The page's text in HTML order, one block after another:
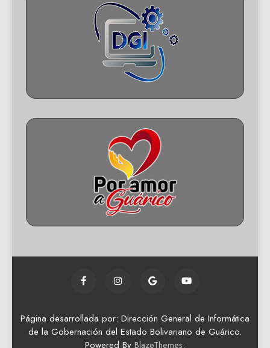
Página desarrollada por: Dirección General de Informática
de la Gobernación del Estado Bolivariano de Guárico.
Powered By BlazeThemes.